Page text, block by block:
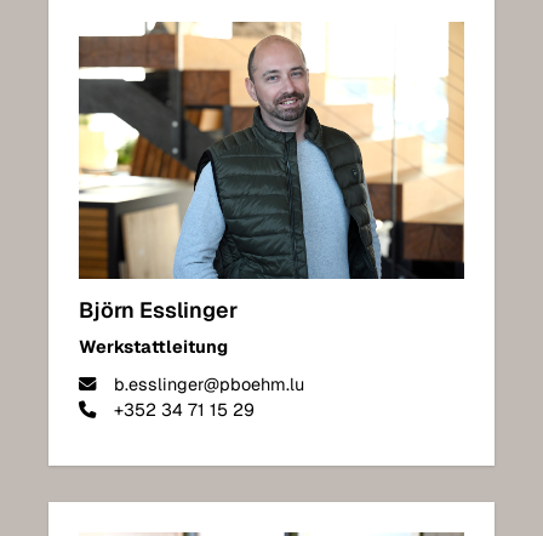
Björn Esslinger
Werkstattleitung
b.esslinger@pboehm.lu
+352 34 71 15 29